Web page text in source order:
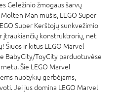
Geležinio žmogaus šarvų
Man mūšis, LEGO Super
Super Kerštojų sunkvežimio
įtraukiančių konstruktrorių, net
Šiuos ir kitus LEGO Marvel
BabyCity/ToyCity parduotuvėse
Šie LEGO Marvel
nuotykių gerbėjams,
Jei jus domina LEGO Marvel